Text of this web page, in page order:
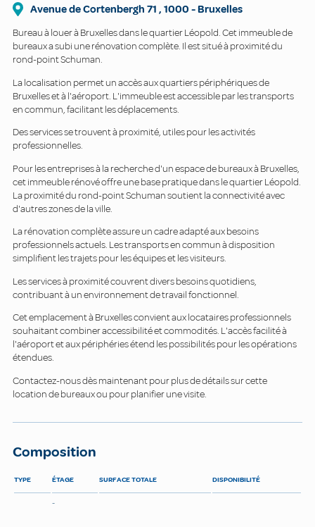
Avenue de Cortenbergh 71 , 1000 -Bruxelles
Bureau à louer à Bruxelles dans le quartier Léopold. Cet immeuble de
bureaux a subi une rénovation complète. Il est situé à proximité du
rond-point Schuman.
La localisation permet un accès aux quartiers périphériques de
Bruxelles et à l'aéroport. L'immeuble est accessible par les transports
en commun, facilitant les déplacements.
Des services se trouvent à proximité, utiles pour les activités
professionnelles.
Pour les entreprises à la recherche d'un espace de bureaux à Bruxelles,
cet immeuble rénové offre une base pratique dans le quartier Léopold.
La proximité du rond-point Schuman soutient la connectivité avec
d'autres zones de la ville.
La rénovation complète assure un cadre adapté aux besoins
professionnels actuels. Les transports en commun à disposition
simplifient les trajets pour les équipes et les visiteurs.
Les services à proximité couvrent divers besoins quotidiens,
contribuant à un environnement de travail fonctionnel.
Cet emplacement à Bruxelles convient aux locataires professionnels
souhaitant combiner accessibilité et commodités. L'accès facilité à
l'aéroport et aux périphéries étend les possibilités pour les opérations
étendues.
Contactez-nous dès maintenant pour plus de détails sur cette
location de bureaux ou pour planifier une visite.
Composition
TYPE ÉTAGE SURFACE TOTALE DISPONIBILITÉ
-